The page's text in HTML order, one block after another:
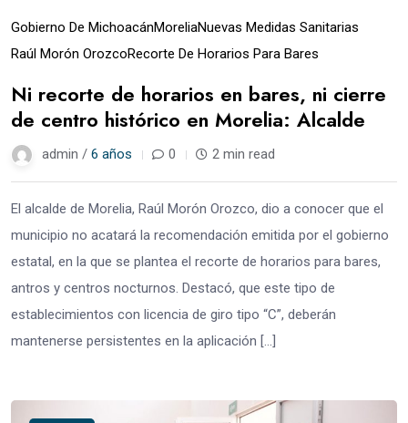
Gobierno De MichoacánMoreliaNuevas Medidas Sanitarias
Raúl Morón OrozcoRecorte De Horarios Para Bares
Ni recorte de horarios en bares, ni cierre
de centro histórico en Morelia: Alcalde
admin / 6 años 0 2 min read
El alcalde de Morelia, Raúl Morón Orozco, dio a conocer que el
municipio no acatará la recomendación emitida por el gobierno
estatal, en la que se plantea el recorte de horarios para bares,
antros y centros nocturnos. Destacó, que este tipo de
establecimientos con licencia de giro tipo “C”, deberán
mantenerse persistentes en la aplicación […]